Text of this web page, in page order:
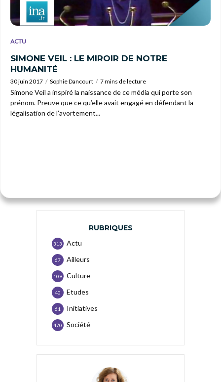
ACTU
SIMONE VEIL : LE MIROIR DE NOTRE
HUMANITÉ
30 juin 2017 Sophie Dancourt 7 mins de lecture
Simone Veil a inspiré la naissance de ce média qui porte son
prénom. Preuve que ce qu’elle avait engagé en défendant la
légalisation de l’avortement...
RUBRIQUES
Actu
313
Ailleurs
67
Culture
109
Etudes
40
Initiatives
61
Société
470